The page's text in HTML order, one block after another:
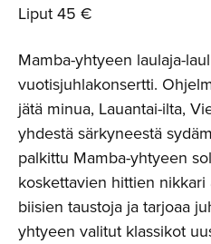
Liput 45 €
Mamba-yhtyeen laulaja-
vuotisjuhlakonsertti.
jätä minua, Lauantai-ilta,
yhdestä särkyneestä
palkittu Mamba-yhtyeen
koskettavien hittien nikkari
biisien taustoja ja tarjoaa
yhtyeen valitut klassikot